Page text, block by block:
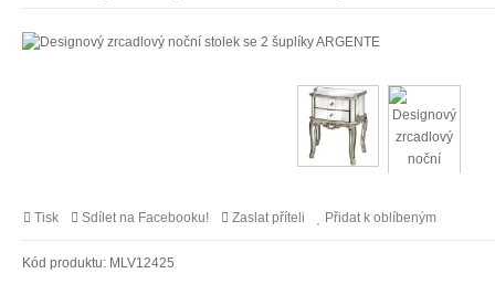
Tisk Sdílet na Facebooku! Zaslat příteli Přidat k oblíbeným
Kód produktu: MLV12425